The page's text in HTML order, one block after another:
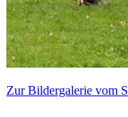
Zur Bildergalerie vom